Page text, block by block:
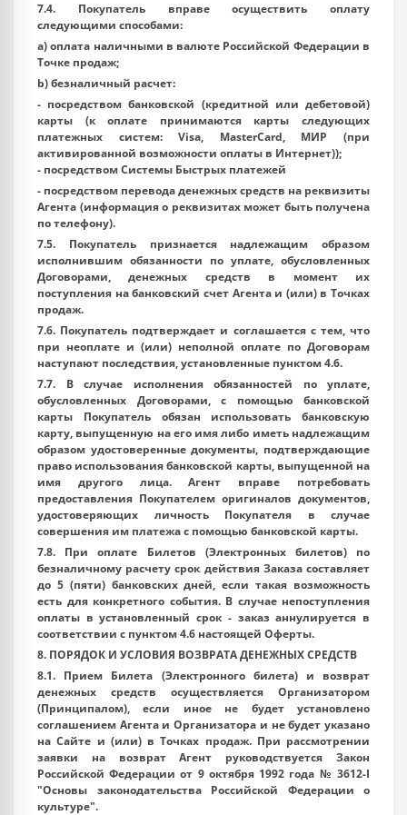
7.4. Покупатель вправе осуществить оплату
следующими способами:
a) оплата наличными в валюте Российской Федерации в
Точке продаж;
b) безналичный расчет:
- посредством банковской (кредитной или дебетовой)
карты (к оплате принимаются карты следующих
платежных систем: Visa, MasterCard, МИР (при
активированной возможности оплаты в Интернет));
- посредством Системы Быстрых платежей
- посредством перевода денежных средств на реквизиты
Агента (информация о реквизитах может быть получена
по телефону).
7.5. Покупатель признается надлежащим образом
исполнившим обязанности по уплате, обусловленных
Договорами, денежных средств в момент их
поступления на банковский счет Агента и (или) в Точках
продаж.
7.6. Покупатель подтверждает и соглашается с тем, что
при неоплате и (или) неполной оплате по Договорам
наступают последствия, установленные пунктом 4.6.
7.7. В случае исполнения обязанностей по уплате,
обусловленных Договорами, с помощью банковской
карты Покупатель обязан использовать банковскую
карту, выпущенную на его имя либо иметь надлежащим
образом удостоверенные документы, подтверждающие
право использования банковской карты, выпущенной на
имя другого лица. Агент вправе потребовать
предоставления Покупателем оригиналов документов,
удостоверяющих личность Покупателя в случае
совершения им платежа с помощью банковской карты.
7.8. При оплате Билетов (Электронных билетов) по
безналичному расчету срок действия Заказа составляет
до 5 (пяти) банковских дней, если такая возможность
есть для конкретного события. В случае непоступления
оплаты в установленный срок - заказ аннулируется в
соответствии с пунктом 4.6 настоящей Оферты.
8. ПОРЯДОК И УСЛОВИЯ ВОЗВРАТА ДЕНЕЖНЫХ СРЕДСТВ
8.1. Прием Билета (Электронного билета) и возврат
денежных средств осуществляется Организатором
(Принципалом), если иное не будет установлено
соглашением Агента и Организатора и не будет указано
на Сайте и (или) в Точках продаж. При рассмотрении
заявки на возврат Агент руководствуется Закон
Российской Федерации от 9 октября 1992 года № 3612-I
"Основы законодательства Российской Федерации о
культуре".